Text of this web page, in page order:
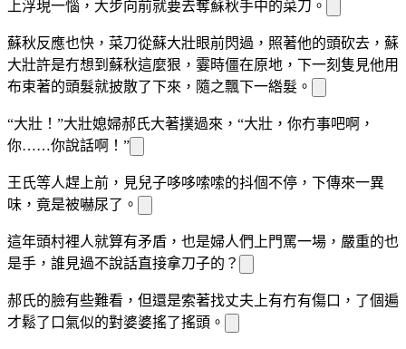
上浮現一惱，大步向前就要去奪蘇秋手中的菜刀。
蘇秋反應也快，菜刀從蘇大壯眼前閃過，照著他的頭砍去，蘇
大壯許是冇想到蘇秋這麼狠，霎時僵在原地，下一刻隻見他用
布束著的頭髮就披散了下來，隨之飄下一綹髮 。
“大壯！”大壯媳婦郝氏大著撲過來，“大壯，你冇事吧啊，
你……你說話啊！”
王氏等人趕 上前，見兒子哆哆嗦嗦的抖個不停，下傳來一異
味，竟是被嚇尿了。
這年頭村裡人就算有矛盾，也是婦人們上門罵一場，嚴重的也
是手，誰見過不說話直接拿刀子的？
郝氏的臉有些難看，但還是索著找丈夫 上有冇有傷口， 了個遍
才鬆了口氣似的對婆婆搖了搖頭。